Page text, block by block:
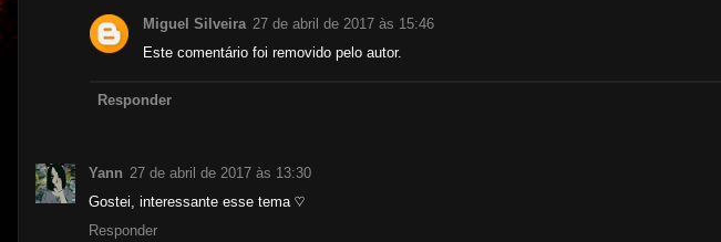
Miguel Silveira 27 de abril de 2017 às 15:46
Este comentário foi removido pelo autor.
Responder
Yann 27 de abril de 2017 às 13:30
Gostei, interessante esse tema ♡
Responder